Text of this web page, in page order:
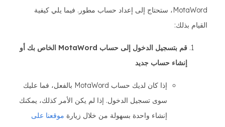
MotaWord، ستحتاج إلى إعداد حساب مطور. فيما يلي كيفية
القيام بذلك:
قم بتسجيل الدخول إلى حساب MotaWord الخاص بك أو
إنشاء حساب جديد
إذا كان لديك حساب MotaWord بالفعل، فما عليك
سوى تسجيل الدخول. إذا لم يكن الأمر كذلك، يمكنك
إنشاء واحدة بسهولة من خلال زيارة موقعنا على